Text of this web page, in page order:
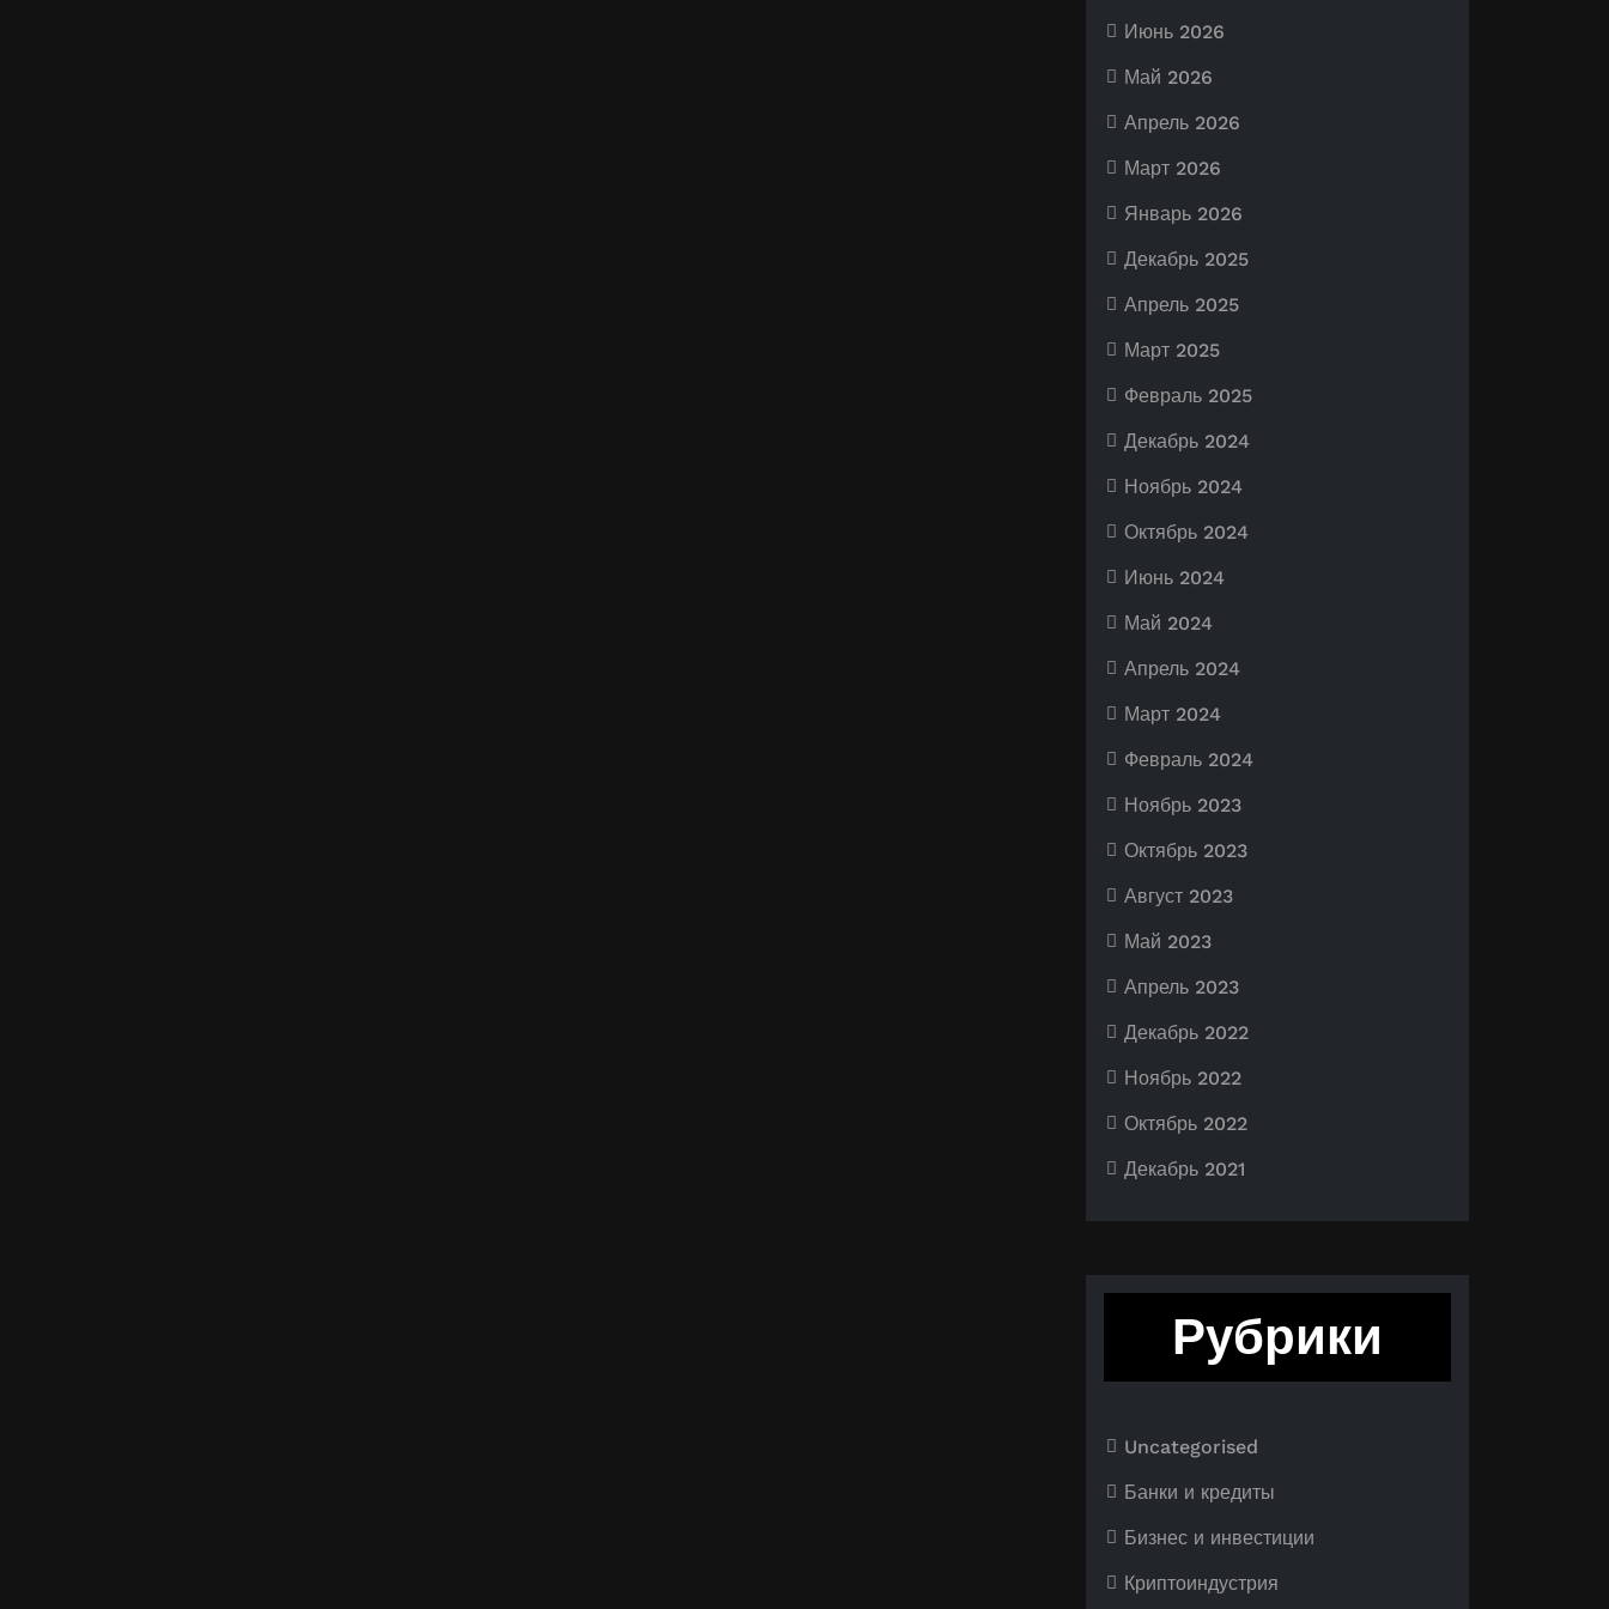
Июнь 2026
Май 2026
Апрель 2026
Март 2026
Январь 2026
Декабрь 2025
Апрель 2025
Март 2025
Февраль 2025
Декабрь 2024
Ноябрь 2024
Октябрь 2024
Июнь 2024
Май 2024
Апрель 2024
Март 2024
Февраль 2024
Ноябрь 2023
Октябрь 2023
Август 2023
Май 2023
Апрель 2023
Декабрь 2022
Ноябрь 2022
Октябрь 2022
Декабрь 2021
Рубрики
Uncategorised
Банки и кредиты
Бизнес и инвестиции
Криптоиндустрия